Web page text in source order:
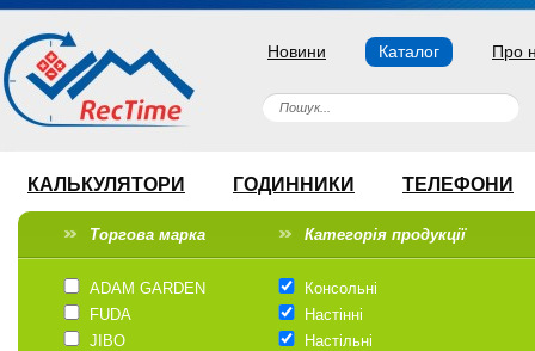
Новини Каталог Про
КАЛЬКУЛЯТОРИ ГОДИННИКИ ТЕЛЕФОНИ
Торгова марка Категорія продукції
ADAM GARDEN
FUDA
JIBO
Консольні
Настінні
Настільні